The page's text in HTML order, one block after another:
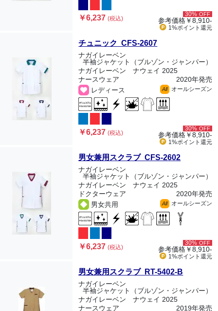
￥6,237(税込)
30% OFF
参考価格￥8,910-
1%ポイント 還元
チュニック CFS-2607
ナガイレーベン
半袖ジャケット（ブルゾン・ジャンパー）
ナガイレーベン ナウェイ 2025
ナースウェア
2020年発売
レディース
All オールシーズン
￥6,237(税込)
30% OFF
参考価格￥8,910-
1%ポイント 還元
男女兼用スクラブ CFS-2602
ナガイレーベン
半袖ジャケット（ブルゾン・ジャンパー）
ナガイレーベン ナウェイ 2025
ドクターウェア
2020年発売
男女共用
All オールシーズン
￥6,237(税込)
30% OFF
参考価格￥8,910-
1%ポイント 還元
男女兼用スクラブ RT-5402-B
ナガイレーベン
半袖ジャケット（ブルゾン・ジャンパー）
ナガイレーベン ナウェイ 2025
ナースウェア
2019年発売